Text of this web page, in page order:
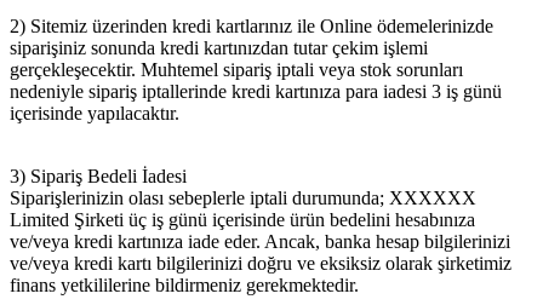
2) Sitemiz üzerinden kredi kartlarınız ile Online ödemelerinizde
siparişiniz sonunda kredi kartınızdan tutar çekim işlemi
gerçekleşecektir. Muhtemel sipariş iptali veya stok sorunları
nedeniyle sipariş iptallerinde kredi kartınıza para iadesi 3 iş günü
içerisinde yapılacaktır.
3) Sipariş Bedeli İadesi
Siparişlerinizin olası sebeplerle iptali durumunda; XXXXXX
Limited Şirketi üç iş günü içerisinde ürün bedelini hesabınıza
ve/veya kredi kartınıza iade eder. Ancak, banka hesap bilgilerinizi
ve/veya kredi kartı bilgilerinizi doğru ve eksiksiz olarak şirketimiz
finans yetkililerine bildirmeniz gerekmektedir.